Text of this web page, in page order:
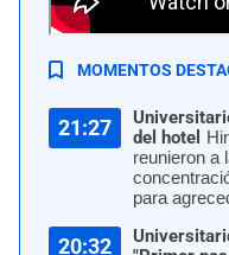
Universitario vs. Los
MOMENTOS
21:27
del hotel
reunieron a
para
20:32